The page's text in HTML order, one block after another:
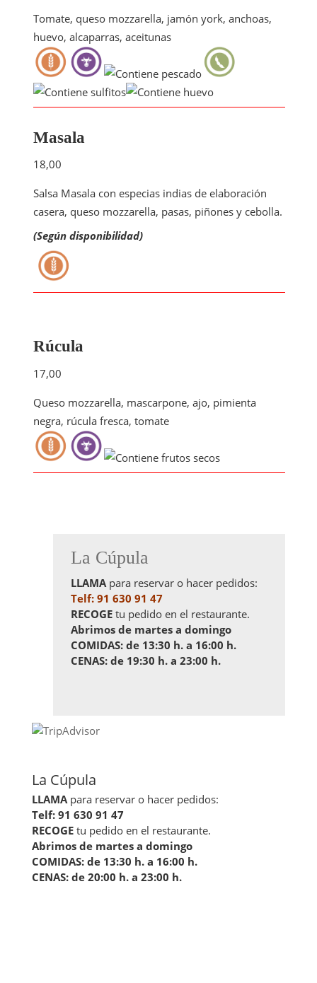
Tomate, queso mozzarella, jamón york, anchoas,
huevo, alcaparras, aceitunas
Masala
18,00
Salsa Masala con especias indias de elaboración
casera, queso mozzarella, pasas, piñones y cebolla.
(Según disponibilidad)
Rúcula
17,00
Queso mozzarella, mascarpone, ajo, pimienta
negra, rúcula fresca, tomate
La Cúpula
LLAMApara reservar o hacer pedidos:
Telf: 91 630 91 47
RECOGE tu pedido en el restaurante.
Abrimos de martes a domingo
COMIDAS: de 13:30 h. a 16:00 h.
CENAS: de 19:30 h. a 23:00 h.
La Cúpula
LLAMApara reservar o hacer pedidos:
Telf: 91 630 91 47
RECOGE tu pedido en el restaurante.
Abrimos de martes a domingo
COMIDAS: de 13:30 h. a 16:00 h.
CENAS: de 20:00 h. a 23:00 h.